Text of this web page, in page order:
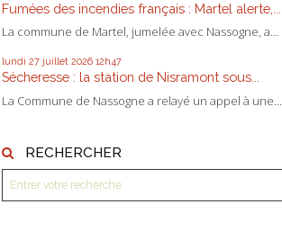
Fumées des incendies français : Martel alerte,...
La commune de Martel, jumelée avec Nassogne, a...
lundi 27 juillet 2026 12h47
Sécheresse : la station de Nisramont sous...
La Commune de Nassogne a relayé un appel à une...
RECHERCHER